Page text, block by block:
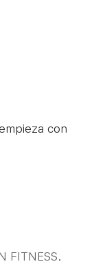
con
FITNESS.